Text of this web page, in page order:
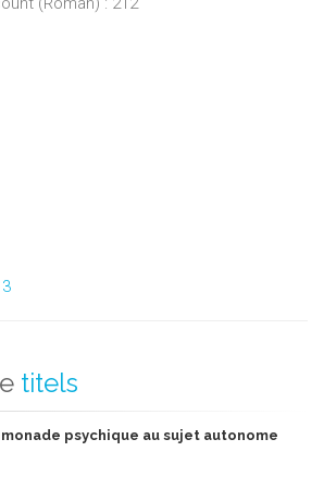
titels
monade psychique au sujet autonome